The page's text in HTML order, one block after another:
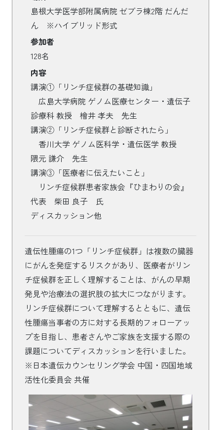
島根大学医学部附属病院 ゼブラ棟2階 だんだ
ん ※ハイブリッド形式
参加者
128名
内容
講演①「リンチ症候群の基礎知識」
広島大学病院 ゲノム医療センター・遺伝子
診療科 教授 檜井 孝夫 先生
講演②「リンチ症候群と診断されたら」
香川大学 ゲノム医科学・遺伝医学 教授
隈元 謙介 先生
講演③「医療者に伝えたいこと」
リンチ症候群患者家族会『ひまわりの会』
代表 柴田 良子 氏
ディスカッション他
遺伝性腫瘍の1つ「リンチ症候群」は複数の臓器
にがんを発症するリスクがあり、医療者がリン
チ症候群を正しく理解することは、がんの早期
発見や治療法の選択肢の拡大につながります。
リンチ症候群について理解するとともに、遺伝
性腫瘍当事者の方に対する長期的フォローアッ
プを目指し、患者さんやご家族を支援する際の
課題についてディスカッションを行いました。
※日本遺伝カウンセリング学会 中国・四国地域
活性化委員会 共催